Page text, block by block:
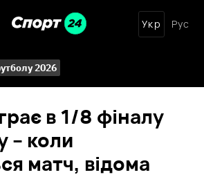
Укр Рус
2026
в 1/8 фіналу
– коли
матч, відома